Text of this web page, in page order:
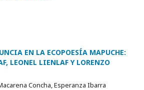
EN LA ECOPOESÍA MAPUCHE:
LEONEL LIENLAF Y LORENZO
Concha, Esperanza Ibarra